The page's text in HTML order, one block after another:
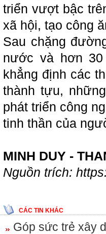
triển vượt bậc
xã hội, tạo công
Sau chặng
nước và hơn
khẳng định các
thành tựu,
phát triển công
tinh thần của
MINH DUY -
Nguồn trích:
CÁC TIN KHÁC
Góp sức trẻ xây